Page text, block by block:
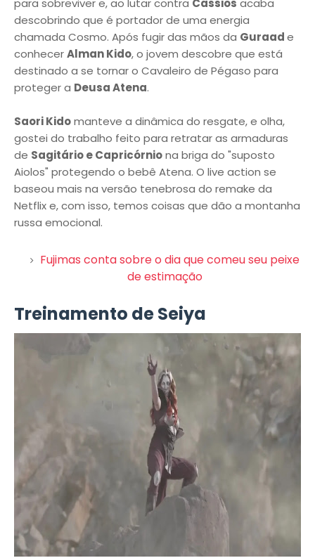
para sobreviver e, ao lutar contra Cassios acaba
descobrindo que é portador de uma energia
chamada Cosmo. Após fugir das mãos da Guraade
conhecerAlman Kido, o jovem descobre que está
destinado a se tornar o Cavaleiro de Pégaso para
proteger a Deusa Atena.
Saori Kidomanteve a dinâmica do resgate, e olha,
gostei do trabalho feito para retratar as armaduras
de Sagitário e Capricórniona briga do "suposto
Aiolos" protegendo o bebê Atena. O live action se
baseou mais na versão tenebrosa do remake da
Netflix e, com isso, temos coisas que dão a montanha
russa emocional.
Fujimas conta sobre o dia que comeu seu peixe
de estimação
Treinamento de Seiya